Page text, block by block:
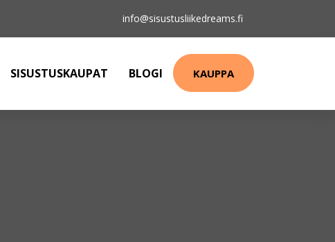
info@sisustusliikedreams.fi
SISUSTUSKAUPAT BLOGI KAUPPA